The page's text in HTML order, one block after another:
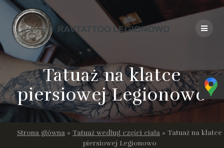
content
Tatuaż na klatce
piersiowej Legionowo
Strona główna » Tatuaż według części ciała » Tatuaż na klatce
piersiowej Legionowo